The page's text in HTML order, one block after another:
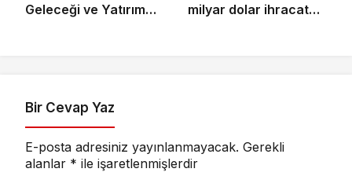
Geleceği ve Yatırım
milyar dolar ihracat
Bir Cevap Yaz
E-posta adresiniz yayınlanmayacak. Gerekli
alanlar * ile işaretlenmişlerdir